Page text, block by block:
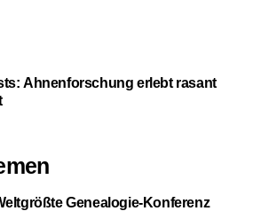
Ahnenforschung erlebt rasant
Genealogie-Konferenz